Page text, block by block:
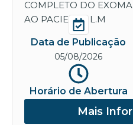
COMPLETO DO
AO PACIENTE L.M
Data de Publicação
05/08/2026
Horário de Abertura
Mais